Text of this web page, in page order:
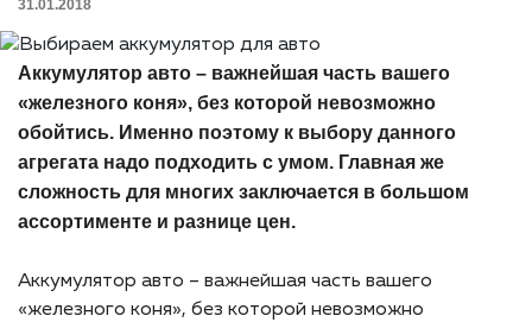
31.01.2018
Аккумулятор авто – важнейшая часть вашего
«железного коня», без которой невозможно
обойтись. Именно поэтому к выбору данного
агрегата надо подходить с умом. Главная же
сложность для многих заключается в большом
ассортименте и разнице цен.
Аккумулятор авто – важнейшая часть вашего
«железного коня», без которой невозможно